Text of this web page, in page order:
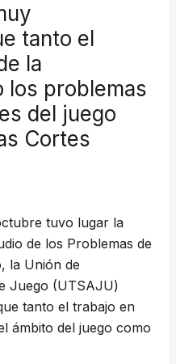
tanto el
la
los problemas
del juego
Cortes
tuvo lugar la
de los Problemas de
la Unión de
Juego (UTSAJU)
tanto el trabajo en
ámbito del juego como